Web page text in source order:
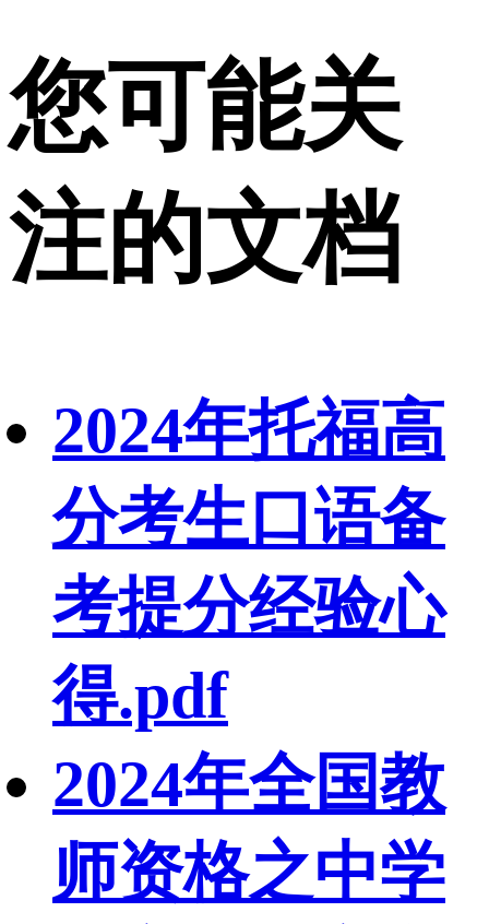
您可能关
注的文档
2024年托福高
分考生口语备
考提分经验心
得.pdf
2024年全国教
师资格之中学